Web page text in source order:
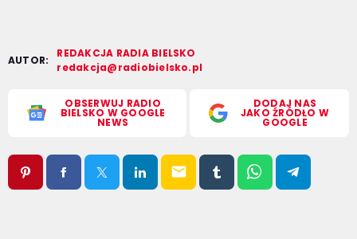
AUTOR:
REDAKCJA RADIA BIELSKO
redakcja@radiobielsko.pl
OBSERWUJ RADIO
BIELSKO W GOOGLE
NEWS
DODAJ NAS
JAKO ŹRÓDŁO W
GOOGLE
email